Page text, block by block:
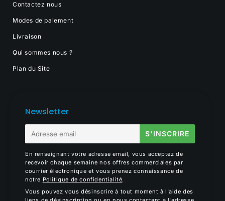
Contactez nous
Modes de paiement
Livraison
Qui sommes nous ?
Plan du Site
Newsletter
mail
S'INSCRIRE
En renseignant votre adresse email, vous acceptez de
recevoir chaque semaine nos offres commerciales par
courrier électronique et vous prenez connaissance de
notre Politique de confidentialité.
Vous pouvez vous désinscrire à tout moment à l'aide des